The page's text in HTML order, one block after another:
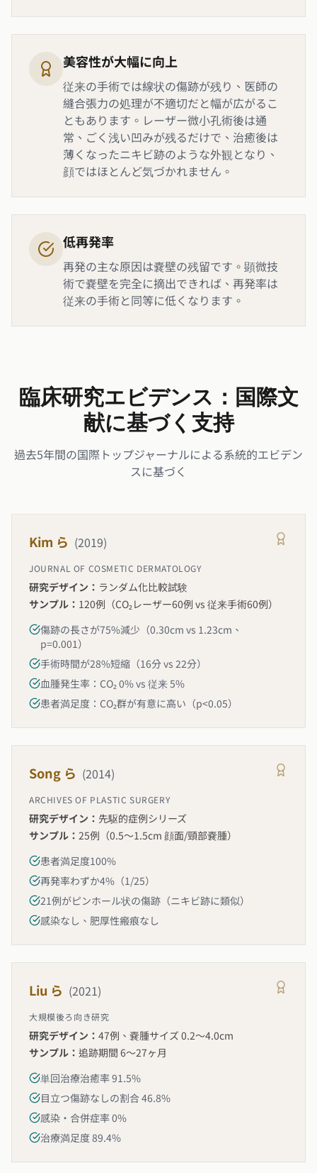
美容性が大幅に向上
従来の手術では線状の傷跡が残り、医師の
縫合張力の処理が不適切だと幅が広がるこ
ともあります。レーザー微小孔術後は通
常、ごく浅い凹みが残るだけで、治癒後は
薄くなったニキビ跡のような外観となり、
顔ではほとんど気づかれません。
低再発率
再発の主な原因は嚢壁の残留です。顕微技
術で嚢壁を完全に摘出できれば、再発率は
従来の手術と同等に低くなります。
臨床研究エビデンス：国際文
献に基づく支持
過去5年間の国際トップジャーナルによる系統的エビデン
スに基づく
Kim ら (2019)
JOURNAL OF COSMETIC DERMATOLOGY
研究デザイン： ランダム化比較試験
サンプル： 120例（CO₂レーザー60例 vs 従来手術60例）
傷跡の長さが75%減少（0.30cm vs 1.23cm、
p=0.001）
手術時間が28%短縮（16分 vs 22分）
血腫発生率：CO₂ 0% vs 従来 5%
患者満足度：CO₂群が有意に高い（p<0.05）
Song ら (2014)
ARCHIVES OF PLASTIC SURGERY
研究デザイン： 先駆的症例シリーズ
サンプル： 25例（0.5〜1.5cm 顔面/頸部嚢腫）
患者満足度100%
再発率わずか4%（1/25）
21例がピンホール状の傷跡（ニキビ跡に類似）
感染なし、肥厚性瘢痕なし
Liu ら (2021)
大規模後ろ向き研究
研究デザイン： 47例、嚢腫サイズ 0.2〜4.0cm
サンプル： 追跡期間 6〜27ヶ月
単回治療治癒率 91.5%
目立つ傷跡なしの割合 46.8%
感染・合併症率 0%
治療満足度 89.4%